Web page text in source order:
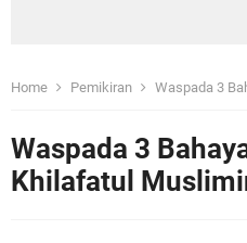
Home Pemikiran Waspada 3
Waspada 3
Khilafatul